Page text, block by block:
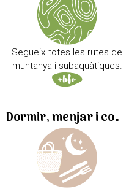
Segueix totes les rutes de
muntanya i subaquàtiques.
Dormir, menjar i comprar